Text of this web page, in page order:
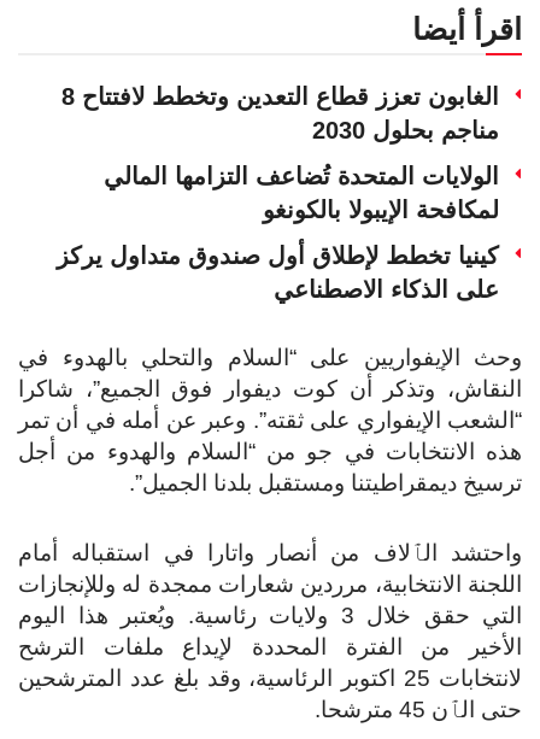
اقرأ أيضا
الغابون تعزز قطاع التعدين وتخطط لافتتاح 8
مناجم بحلول 2030
الولايات المتحدة تُضاعف التزامها المالي
لمكافحة الإيبولا بالكونغو
كينيا تخطط لإطلاق أول صندوق متداول يركز
على الذكاء الاصطناعي
وحث الإيفواريين على “السلام والتحلي بالهدوء في
النقاش، وتذكر أن كوت ديفوار فوق الجميع”، شاكرا
“الشعب الإيفواري على ثقته”. وعبر عن أمله في أن تمر
هذه الانتخابات في جو من “السلام والهدوء من أجل
ترسيخ ديمقراطيتنا ومستقبل بلدنا الجميل”.
واحتشد الٱلاف من أنصار واتارا في استقباله أمام
اللجنة الانتخابية، مرردين شعارات ممجدة له وللإنجازات
التي حقق خلال 3 ولايات رئاسية.
ويُعتبر هذا اليوم
الأخير من الفترة المحددة لإيداع ملفات الترشح
لانتخابات 25 اكتوبر الرئاسية، وقد بلغ عدد المترشحين
حتى الٱن 45 مترشحا.